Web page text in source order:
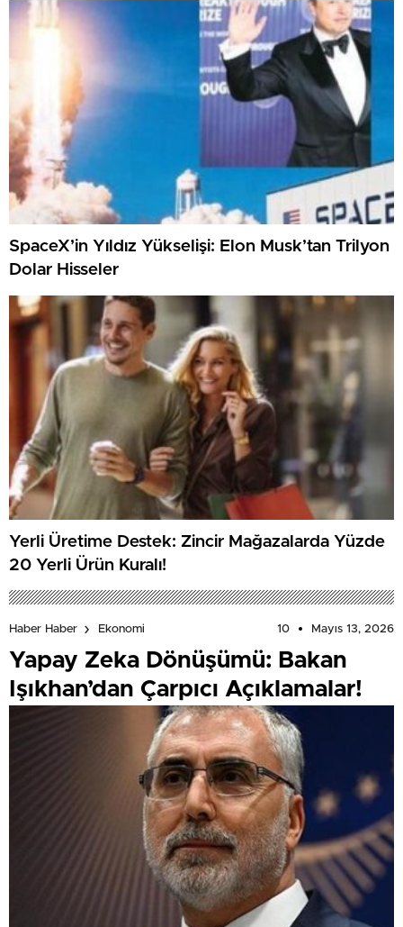
SpaceX’in Yıldız Yükselişi: Elon Musk’tan Trilyon
Dolar Hisseler
Yerli Üretime Destek: Zincir Mağazalarda Yüzde
20 Yerli Ürün Kuralı!
Haber Haber Ekonomi 10 Mayıs 13, 2026
Yapay Zeka Dönüşümü: Bakan
Işıkhan’dan Çarpıcı Açıklamalar!